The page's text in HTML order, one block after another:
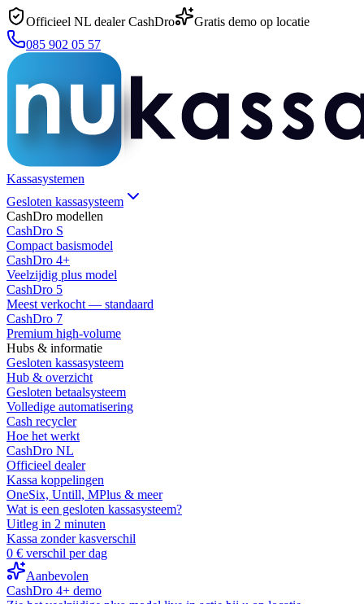
Officieel NL dealer CashDro
Gratis demo op locatie
085 902 05 57
Kassasystemen
Gesloten kassasysteem
CashDro modellen
CashDro S
Compact basismodel
CashDro 4+
Veelzijdig plus model
CashDro 5
Meest verkocht — standaard
CashDro 7
Premium high-volume
Hubs & informatie
Gesloten kassasysteem
Hub & overzicht
Gesloten betaalsysteem
Volledige automatisering
Cash recycler
Hoe het werkt
CashDro NL
Officieel dealer
Kassa koppelingen
OneSix, Untill, MPlus & meer
Wat is een gesloten kassasysteem?
Uitleg in 2 minuten
Kassa zonder kasverschil
0 € verschil per dag
Aanbevolen
CashDro 4+ demo